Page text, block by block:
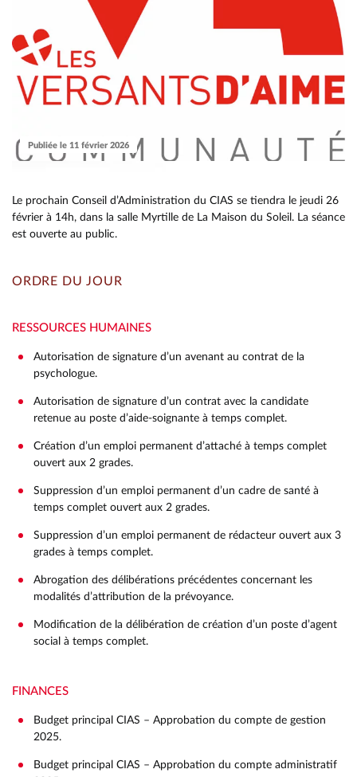
UNIQUE
ET LOGO
DU TERRITOIRE
DU TERRITOIRE
MILIEU RURAL
À DOMICILE
Publiée le 11 février 2026
Le prochain Conseil d’Administration du CIAS se tiendra le jeudi 26
février à 14h, dans la salle Myrtille de La Maison du Soleil. La séance
est ouverte au public.
ORDRE DU JOUR
RESSOURCES HUMAINES
Autorisation de signature d’un avenant au contrat de la
psychologue.
Autorisation de signature d’un contrat avec la candidate
retenue au poste d’aide-soignante à temps complet.
Création d’un emploi permanent d’attaché à temps complet
ouvert aux 2 grades.
Suppression d’un emploi permanent d’un cadre de santé à
temps complet ouvert aux 2 grades.
Suppression d’un emploi permanent de rédacteur ouvert aux 3
grades à temps complet.
Abrogation des délibérations précédentes concernant les
modalités d’attribution de la prévoyance.
Modification de la délibération de création d’un poste d’agent
social à temps complet.
FINANCES
Budget principal CIAS – Approbation du compte de gestion
2025.
Budget principal CIAS – Approbation du compte administratif